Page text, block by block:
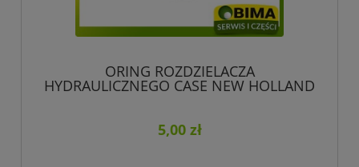
ORING ROZDZIELACZA
HYDRAULICZNEGO CASE NEW HOLLAND
5,00 zł